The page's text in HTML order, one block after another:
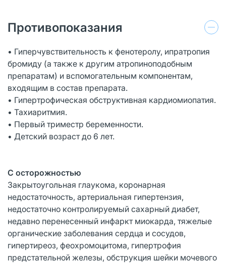
Противопоказания
• Гиперчувствительность к фенотеролу, ипратропия
бромиду (а также к другим атропиноподобным
препаратам) и вспомогательным компонентам,
входящим в состав препарата.
• Гипертрофическая обструктивная кардиомиопатия.
• Тахиаритмия.
• Первый триместр беременности.
• Детский возраст до 6 лет.
С осторожностью
Закрытоугольная глаукома, коронарная
недостаточность, артериальная гипертензия,
недостаточно контролируемый сахарный диабет,
недавно перенесенный инфаркт миокарда, тяжелые
органические заболевания сердца и сосудов,
гипертиреоз, феохромоцитома, гипертрофия
предстательной железы, обструкция шейки мочевого